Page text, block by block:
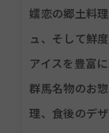
嬬恋の郷土料
ュ、そして鮮
アイスを豊富
群馬名物のお
理、食後のデ